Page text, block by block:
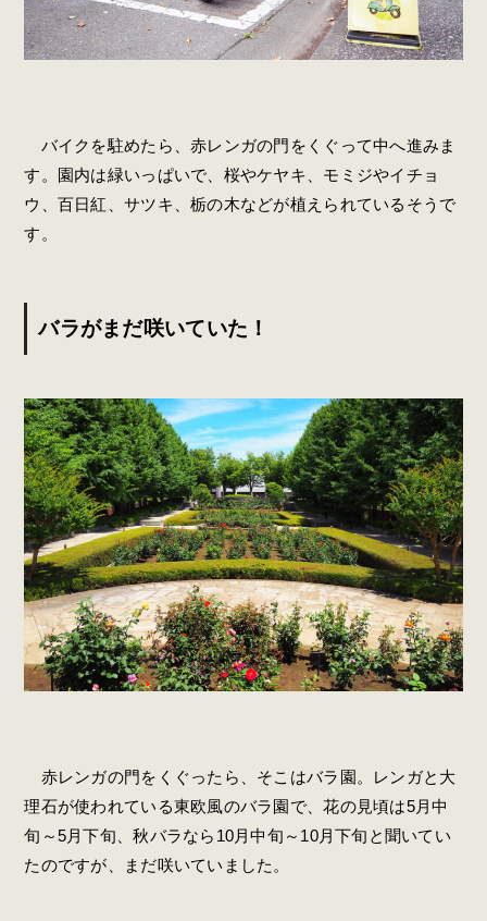
バイクを駐めたら、赤レンガの門をくぐって中へ進みま
す。園内は緑いっぱいで、桜やケヤキ、モミジやイチョ
ウ、百日紅、サツキ、栃の木などが植えられているそうで
す。
バラがまだ咲いていた！
赤レンガの門をくぐったら、そこはバラ園。レンガと大
理石が使われている東欧風のバラ園で、花の見頃は5月中
旬～5月下旬、秋バラなら10月中旬～10月下旬と聞いてい
たのですが、まだ咲いていました。